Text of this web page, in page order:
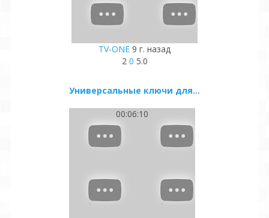
TV-ONE 9 г. назад
2 0 5.0
Универсальные ключи для...
00:06:10